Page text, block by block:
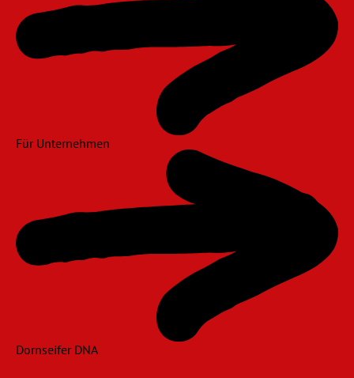
Für Unternehmen
Dornseifer DNA